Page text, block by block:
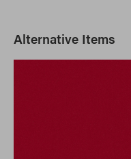
Alternative Items